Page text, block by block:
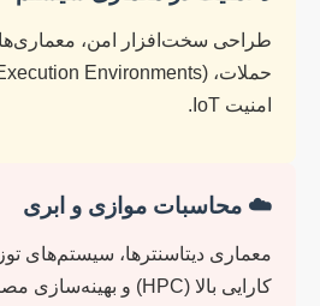
طراحی سخت‌افزار امن،
امنیت IoT.
☁️ محاسبات موازی و ابری
معماری دیتاسنترها، سیستم‌های
کارایی بالا (HPC) و بهینه‌سازی مصرف انرژی در Cloud.